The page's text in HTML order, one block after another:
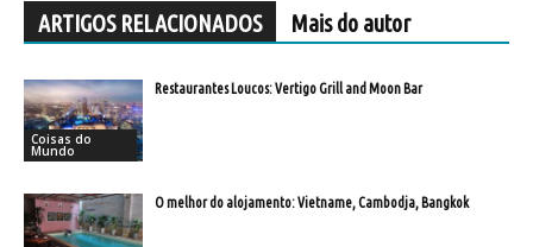
ARTIGOS RELACIONADOS Mais do autor
Coisas do
Mundo
Restaurantes Loucos: Vertigo Grill and Moon Bar
O melhor do alojamento: Vietname, Cambodja, Bangkok